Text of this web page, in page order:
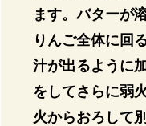
ます。バターが
りんご全体に回
汁が出るように
をしてさらに弱
火からおろして